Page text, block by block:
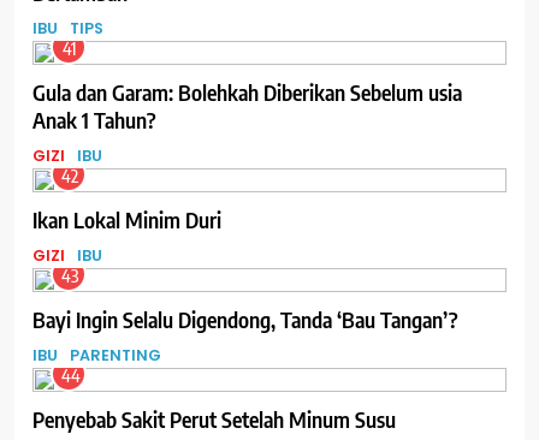
IBU TIPS
41
Gula dan Garam: Bolehkah Diberikan Sebelum usia
Anak 1 Tahun?
GIZI IBU
42
Ikan Lokal Minim Duri
GIZI IBU
43
Bayi Ingin Selalu Digendong, Tanda ‘Bau Tangan’?
IBU PARENTING
44
Penyebab Sakit Perut Setelah Minum Susu